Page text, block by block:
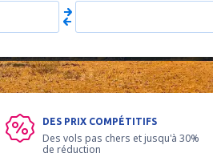
DES PRIX COMPÉTITIFS
Des vols pas chers et jusqu'à 30%
de réduction